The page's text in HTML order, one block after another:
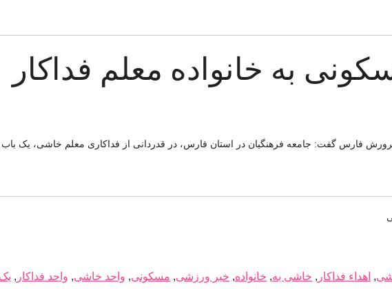
به خانواده معلم فداکار
فارس گفت: جامعه فرهنگیان در استان فارس، در قدردانی از فداکاری معلم خاشی، یک
, اهداء فداکار , خاشی به, خانواده, خبر ورزشی, مسکونی, واحد خاشی, واحد فداکار ,